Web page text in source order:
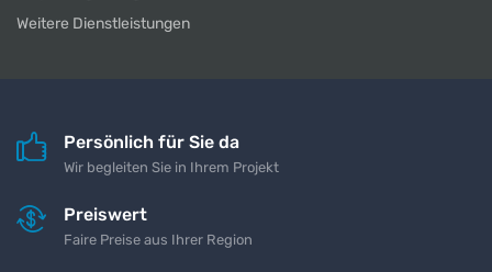
Weitere Dienstleistungen
Persönlich für Sie da
Wir begleiten Sie in Ihrem Projekt
Preiswert
Faire Preise aus Ihrer Region